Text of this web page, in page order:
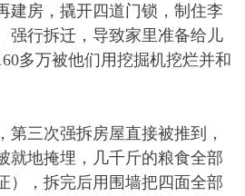
建房，撬开四道门锁，制住李
强行拆迁，导致家里准备给儿
多万被他们用挖掘机挖烂并和
三次强拆房屋直接被推到，
就地掩埋，几千斤的粮食全部
），拆完后用围墙把四面全部